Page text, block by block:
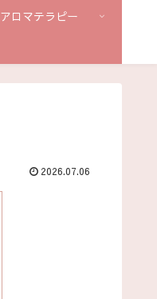
アロマテラピー
2026.07.06